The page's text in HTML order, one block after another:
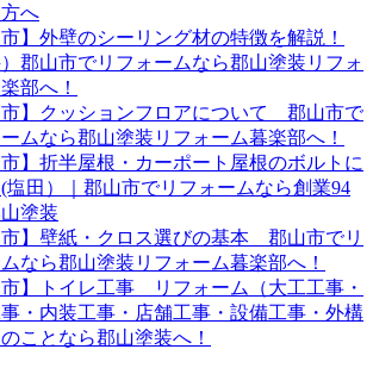
へ
市】外壁のシーリング材の特徴を解説！
）郡山市でリフォームなら郡山塗装リフォ
部へ！
市】クッションフロアについて 郡山市で
ムなら郡山塗装リフォーム暮楽部へ！
市】折半屋根・カーポート屋根のボルトに
塩田）｜郡山市でリフォームなら創業94
塗装
市】壁紙・クロス選びの基本 郡山市でリ
なら郡山塗装リフォーム暮楽部へ！
市】トイレ工事 リフォーム（大工工事・
・内装工事・店舗工事・設備工事・外構
ことなら郡山塗装へ！